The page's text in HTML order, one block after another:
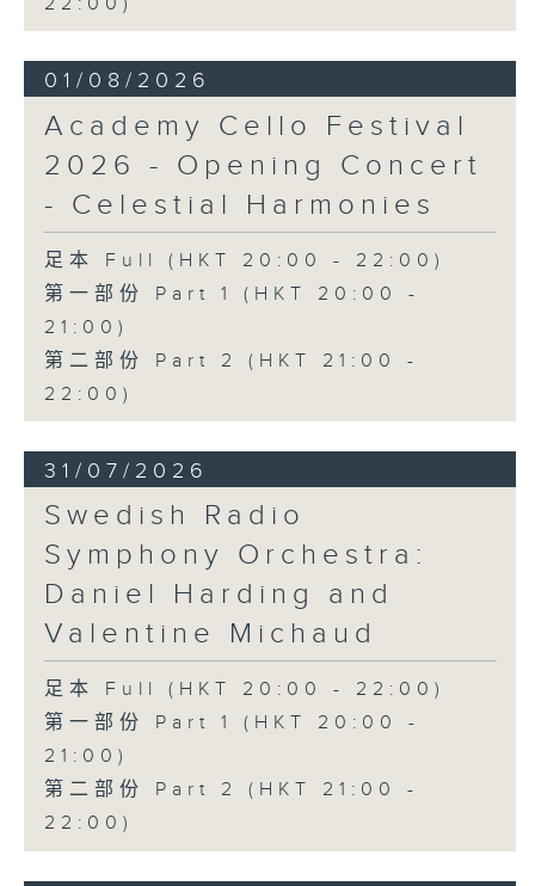
、梅迪拿及阮保衡的新作，以及盛宗亮和蕭
斯達高維契的作品。
01/08/2026
Academy Cello Festival
2026 - Opening Concert
- Celestial Harmonies
足本 Full (HKT 20:00 - 22:00)
第一部份 Part 1 (HKT 20:00 -
21:00)
第二部份 Part 2 (HKT 21:00 -
22:00)
31/07/2026
Swedish Radio
Symphony Orchestra:
Daniel Harding and
Valentine Michaud
足本 Full (HKT 20:00 - 22:00)
第一部份 Part 1 (HKT 20:00 -
21:00)
第二部份 Part 2 (HKT 21:00 -
22:00)